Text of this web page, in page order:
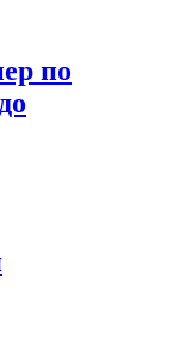
по